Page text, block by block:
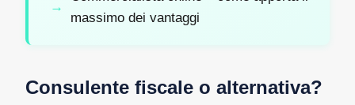
massimo dei vantaggi
Consulente fiscale o alternativa?